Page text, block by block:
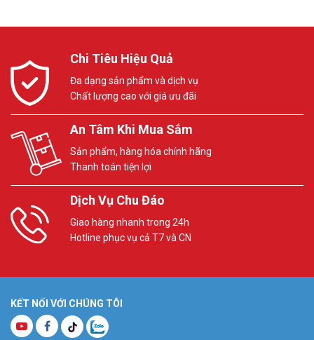
Chi Tiêu Hiệu Quả
Đa dạng sản phẩm và dịch vụ
Chất lượng cao với giá ưu đãi
An Tâm Khi Mua Sắm
Sản phẩm, hàng hóa chính hãng
Thanh toán tiện lợi
Dịch Vụ Chu Đáo
Giao hàng nhanh trong 24h
Hotline phục vụ cả T7 và CN
KẾT NỐI VỚI CHÚNG TÔI